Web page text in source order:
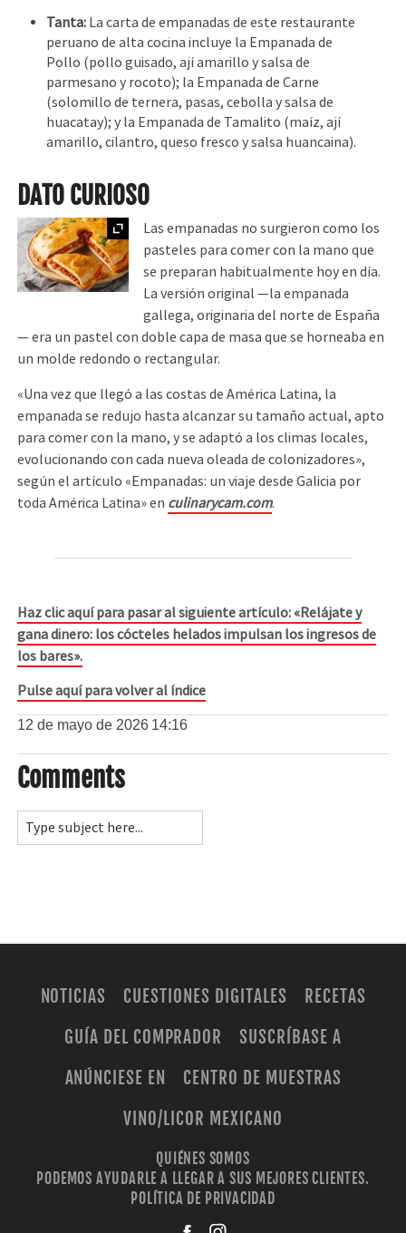
Tanta: La carta de empanadas de este restaurante
peruano de alta cocina incluye la Empanada de
Pollo (pollo guisado, ají amarillo y salsa de
parmesano y rocoto); la Empanada de Carne
(solomillo de ternera, pasas, cebolla y salsa de
huacatay); y la Empanada de Tamalito (maíz, ají
amarillo, cilantro, queso fresco y salsa huancaina).
DATO CURIOSO
Ampliar
Las empanadas no surgieron como los
pasteles para comer con la mano que
se preparan habitualmente hoy en día.
La versión original —la empanada
gallega, originaria del norte de España
— era un pastel con doble capa de masa que se horneaba en
un molde redondo o rectangular.
«Una vez que llegó a las costas de América Latina, la
empanada se redujo hasta alcanzar su tamaño actual, apto
para comer con la mano, y se adaptó a los climas locales,
evolucionando con cada nueva oleada de colonizadores»,
según el artículo «Empanadas: un viaje desde Galicia por
toda América Latina» en culinarycam.com.
Haz clic aquí para pasar al siguiente artículo: «Relájate y
gana dinero: los cócteles helados impulsan los ingresos de
los bares».
Pulse aquí para volver al índice
12 de mayo de 2026 14:16
Comments
NOTICIAS CUESTIONES DIGITALES
RECETAS
GUÍA DEL COMPRADOR
SUSCRÍBASE A
ANÚNCIESE EN
CENTRO DE MUESTRAS
VINO/LICOR MEXICANO
QUIÉNES SOMOS
PODEMOS AYUDARLE A LLEGAR A SUS MEJORES CLIENTES.
POLÍTICA DE PRIVACIDAD